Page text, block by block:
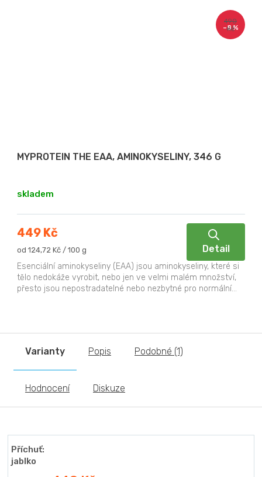
490
Kč
–8 %
MYPROTEIN THE EAA, AMINOKYSELINY, 346 G
skladem
449 Kč
Měrná
od 124,72 Kč / 100 g Detail
Esenciální aminokyseliny (EAA) jsou aminokyseliny, které si
tělo nedokáže vyrobit, nebo jen ve velmi malém množství,
přesto jsou nepostradatelné nebo nezbytné pro normální...
Varianty Popis Podobné (1)
Hodnocení Diskuze
Příchuť:
jablko